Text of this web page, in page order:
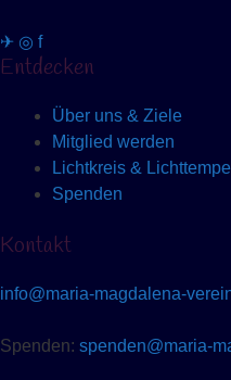
✈ ◎ f
Entdecken
Über uns & Ziele
Mitglied werden
Lichtkreis & Lichttempel
Spenden
Kontakt
info@maria-magdalena-
Spenden: spenden@maria-